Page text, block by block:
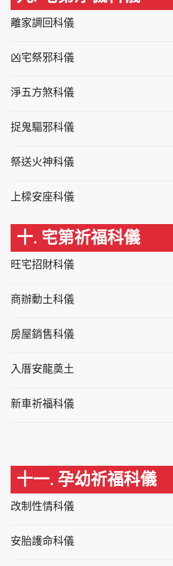
離家調回科儀
凶宅祭邪科儀
淨五方煞科儀
捉鬼驅邪科儀
祭送火神科儀
上樑安座科儀
十. 宅第祈福科儀
旺宅招財科儀
商辦動土科儀
房屋銷售科儀
入厝安龍奠土
新車祈福科儀
十一. 孕幼祈福科儀
改制性情科儀
安胎護命科儀